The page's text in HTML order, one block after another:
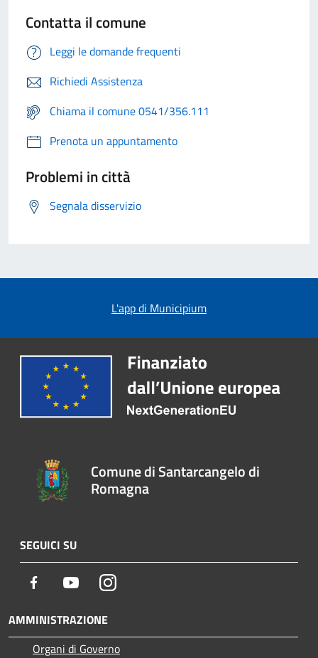
Contatta il comune
Leggi le domande frequenti
Richiedi Assistenza
Chiama il comune 0541/356.111
Prenota un appuntamento
Problemi in città
Segnala disservizio
L'app di Municipium
Comune di Santarcangelo di
Romagna
SEGUICI SU
Facebook YoutubeInstagram
AMMINISTRAZIONE
Organi di Governo